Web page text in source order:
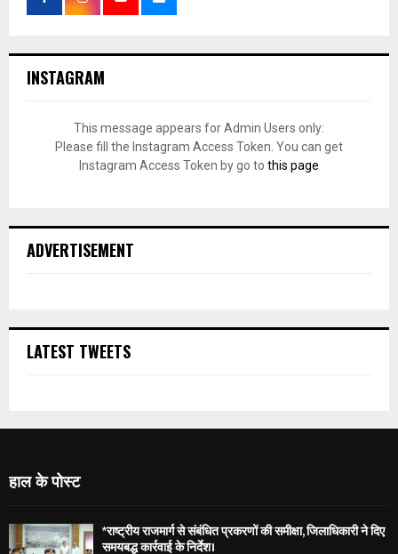
INSTAGRAM
This message appears for Admin Users only:
Please fill the Instagram Access Token. You can get
Instagram Access Token by go to this page
ADVERTISEMENT
LATEST TWEETS
हाल के पोस्ट
*राष्ट्रीय राजमार्ग से संबंधित प्रकरणों की समीक्षा, जिलाधिकारी ने दिए
समयबद्ध कार्रवाई के निर्देश।